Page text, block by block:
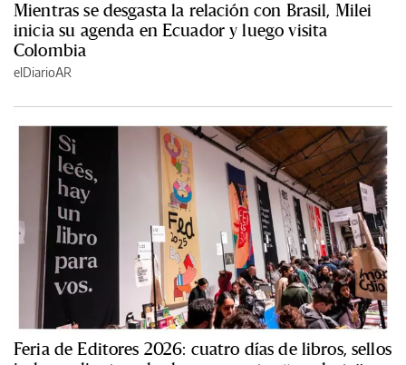
Mientras se desgasta la relación con Brasil, Milei
inicia su agenda en Ecuador y luego visita
Colombia
elDiarioAR
Feria de Editores 2026: cuatro días de libros, sellos